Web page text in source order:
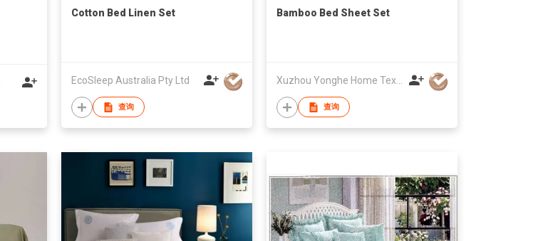
Cotton Bed Linen Set
EcoSleep Australia Pty Ltd
查询
Bamboo Bed Sheet Set
查询